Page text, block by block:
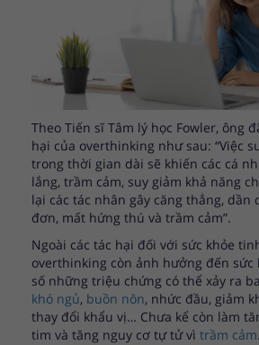
Theo Tiến sĩ Tâm lý học Fowler, ông
hại của overthinking như sau: “Việc
trong thời gian dài sẽ khiến các cá
lắng, trầm cảm, suy giảm khả năng
lại các tác nhân gây căng thẳng, dần
đơn, mất hứng thú và trầm cảm”.
Ngoài các tác hại đối với sức khỏe
overthinking còn ảnh hưởng đến sức
số những triệu chứng có thể xảy ra
khó ngủ, buồn nôn, nhức đầu, giảm
thay đổi khẩu vị… Chưa kể còn làm
tim và tăng nguy cơ tự tử vì trầm cảm.